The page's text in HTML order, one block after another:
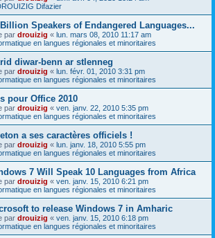
Difazier
Speakers of Endangered Languages...
par drouizig « lun. mars 08, 2010 11:17 am
en langues régionales et minoritaires
diwar-benn ar stlenneg
par drouizig « lun. févr. 01, 2010 3:31 pm
en langues régionales et minoritaires
pour Office 2010
par drouizig « ven. janv. 22, 2010 5:35 pm
en langues régionales et minoritaires
a ses caractères officiels !
par drouizig « lun. janv. 18, 2010 5:55 pm
en langues régionales et minoritaires
7 Will Speak 10 Languages from Africa
par drouizig « ven. janv. 15, 2010 6:21 pm
en langues régionales et minoritaires
to release Windows 7 in Amharic
par drouizig « ven. janv. 15, 2010 6:18 pm
en langues régionales et minoritaires